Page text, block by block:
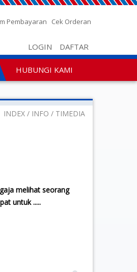
Pembayaran Cek Orderan
LOGIN DAFTAR
HUBUNGI KAMI
INDEX INFO TIMEDIA
melihat seorang
untuk .....